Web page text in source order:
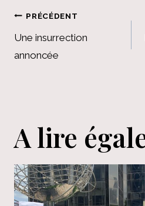
Navigation
de
PRÉCÉDENT
Une insurrection
annoncée
A lire